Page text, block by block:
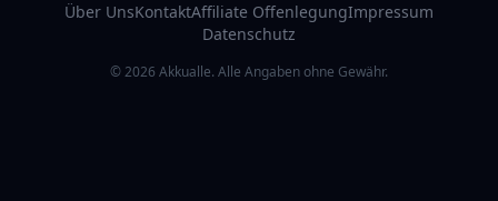
Über UnsKontaktAffiliate OffenlegungImpressum
Datenschutz
© 2026 Akkualle. Alle Angaben ohne Gewähr.